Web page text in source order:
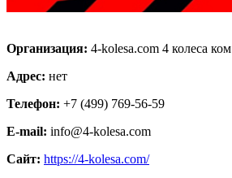
Организация: 4-kolesa.com 4 колеса ком
Адрес: нет
Телефон: +7 (499) 769-56-59
E-mail: info@4-kolesa.com
Сайт: https://4-kolesa.com/